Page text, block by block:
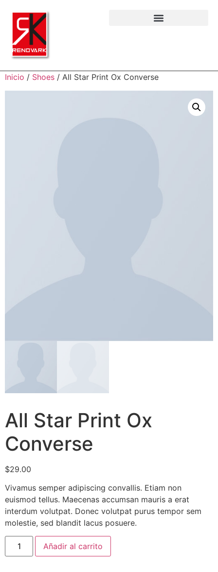
Inicio / Shoes / All Star Print Ox Converse
All Star Print Ox
Converse
$29.00
Vivamus semper adipiscing convallis. Etiam non
euismod tellus. Maecenas accumsan mauris a erat
interdum volutpat. Donec volutpat purus tempor sem
molestie, sed blandit lacus posuere.
Añadir al carrito